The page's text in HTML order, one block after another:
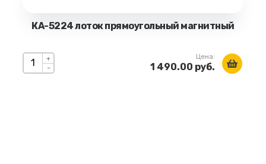
КА-5224 лоток прямоугольный магнитный
+
-
Цена:
1 490.00 руб.